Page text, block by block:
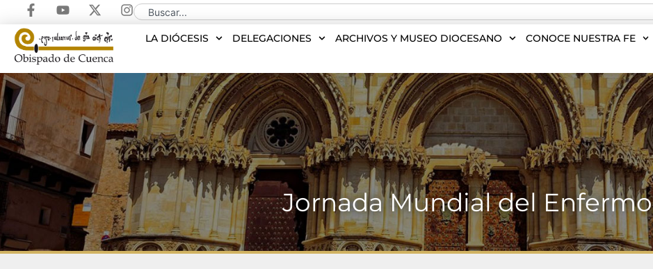
LA DIÓCESIS DELEGACIONES ARCHIVOS Y MUSEO DIOCESANO CONOCE NUESTRA FE
Jornada Mundial del Enfermo